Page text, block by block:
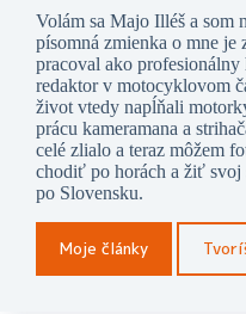
Volám sa Majo Illéš a som
písomná zmienka o mne
pracoval ako profesionálny
redaktor v motocyklovom
život vtedy napĺňali
prácu kameramana a
celé zlialo a teraz môžem
chodiť po horách a žiť
po Slovensku.
Moje články